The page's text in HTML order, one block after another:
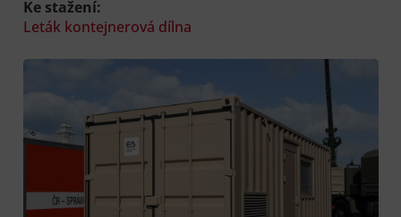
Ke stažení:
Leták kontejnerová dílna